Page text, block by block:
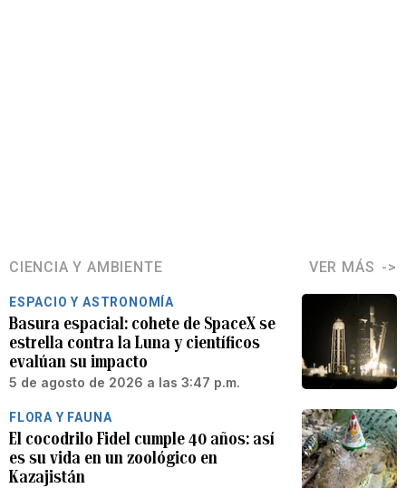
CIENCIA Y AMBIENTE VER MÁS
ESPACIO Y ASTRONOMÍA
Basura espacial: cohete de SpaceX se
estrella contra la Luna y científicos
evalúan su impacto
5 de agosto de 2026 a las 3:47 p.m.
FLORA Y FAUNA
El cocodrilo Fidel cumple 40 años: así
es su vida en un zoológico en
Kazajistán